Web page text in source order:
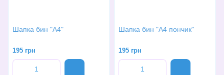
Шапка бин "А4"
195 грн
Шапка бин "А4 пончик"
195 грн